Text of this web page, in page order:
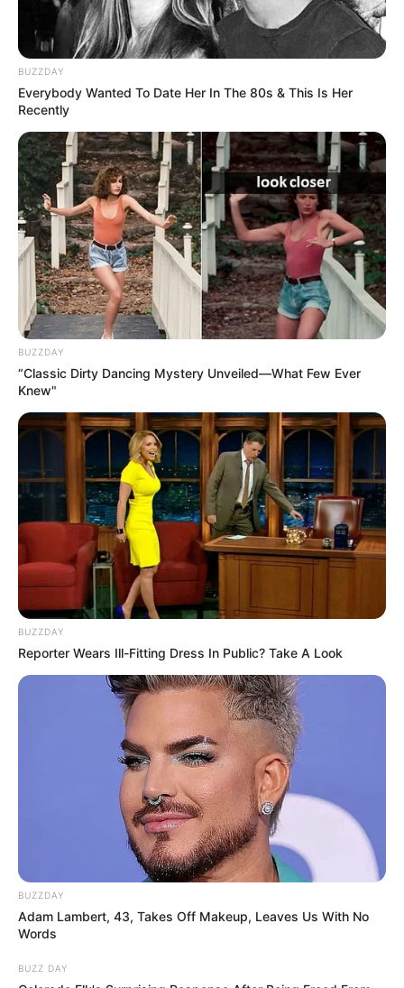
BUZZDAY
Everybody Wanted To Date Her In The 80s & This Is Her
Recently
BUZZDAY
“Classic Dirty Dancing Mystery Unveiled—What Few Ever
Knew"
BUZZDAY
Reporter Wears Ill-Fitting Dress In Public? Take A Look
BUZZDAY
Adam Lambert, 43, Takes Off Makeup, Leaves Us With No
Words
BUZZ DAY